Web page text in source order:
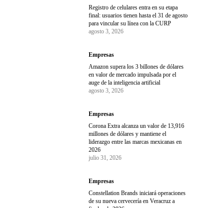
Registro de celulares entra en su etapa
final: usuarios tienen hasta el 31 de agosto
para vincular su línea con la CURP
agosto 3, 2026
Empresas
Amazon supera los 3 billones de dólares
en valor de mercado impulsada por el
auge de la inteligencia artificial
agosto 3, 2026
Empresas
Corona Extra alcanza un valor de 13,916
millones de dólares y mantiene el
liderazgo entre las marcas mexicanas en
2026
julio 31, 2026
Empresas
Constellation Brands iniciará operaciones
de su nueva cervecería en Veracruz a